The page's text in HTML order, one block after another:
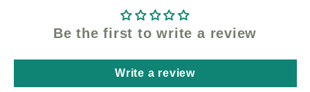
Be the first to write a review
Write a review